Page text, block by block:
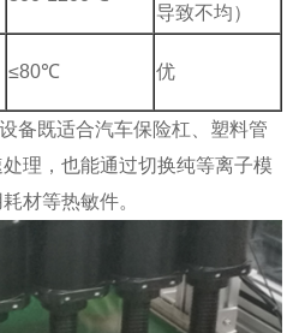
导致不均）
≤80℃ 优
备既适合汽车保险杠、塑料管
理，也能通过切换纯等离子模
材等热敏件。